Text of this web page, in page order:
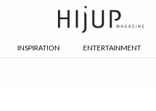
INSPIRATION ENTERTAINMENT